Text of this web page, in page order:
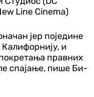
Line Cinema)
јер поједине
и
правних
спајање, пише Би-